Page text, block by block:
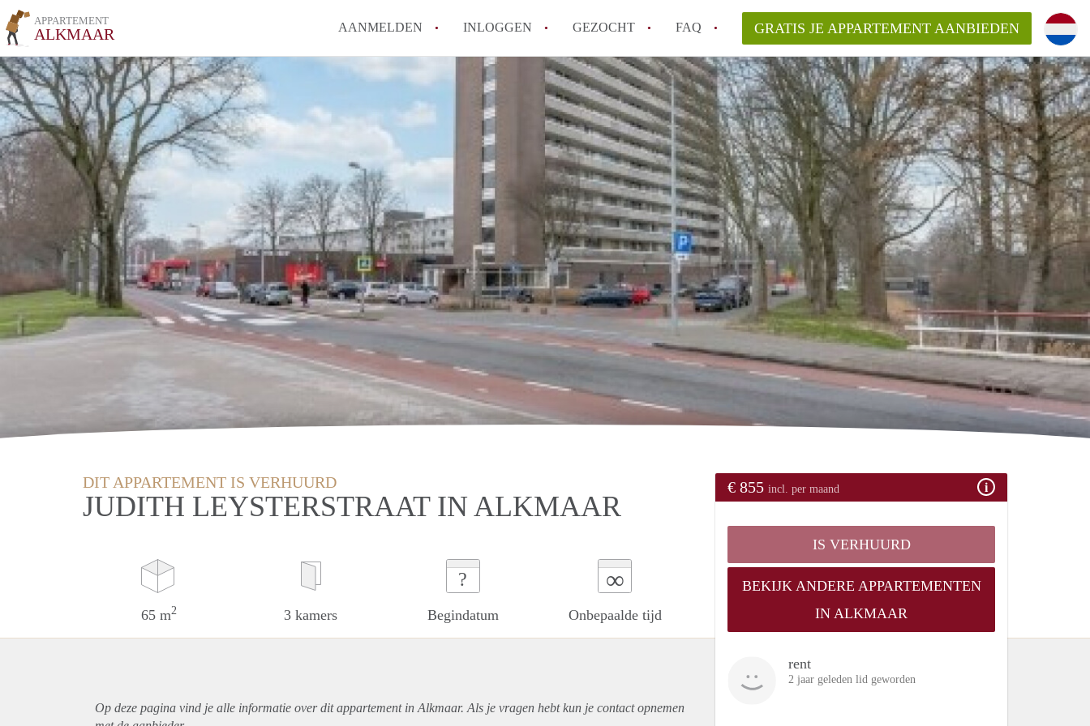
APPARTEMENT
ALKMAAR AANMELDEN INLOGGEN GEZOCHT FAQ
Tips: om in Alkmaar een appartement te vinden!
How to translate AppartementAlkmaar!
Wat is AppartementAlkmaar?
Wat is de privacyverklaring van AppartementAlkmaar?
Berekent AppartementAlkmaar
makelaarsvergoeding/bemiddelingsvergoeding?
Alle veelgestelde vragen
GRATIS JE APPARTEMENT AANBIEDEN
DIT APPARTEMENT IS VERHUURD
JUDITH LEYSTERSTRAAT IN ALKMAAR
65 m2 3 kamers
?
Begindatum
∞
Onbepaalde tijd
€ 855 incl. per maand
IS VERHUURD
BEKIJK ANDERE APPARTEMENTEN
IN ALKMAAR
rent
2 jaar geleden lid geworden
Op deze pagina vind je alle informatie over ditappartementin Alkmaar. Als je vragen hebt kun je contact opnemen